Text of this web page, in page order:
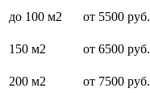
до 100 м2
от 5500 руб.
150 м2
от 6500 руб.
200 м2
от 7500 руб.